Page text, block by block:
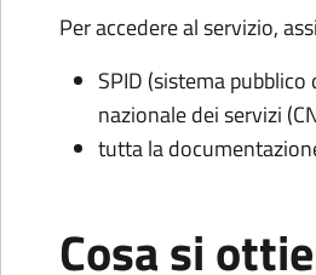
Per accedere al servizio,
SPID (sistema
nazionale dei servizi
tutta la
Cosa si